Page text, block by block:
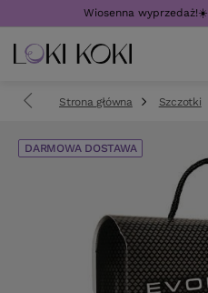
Wiosenna wyprzedaż!☀️
Strona główna Szczotki
DARMOWA DOSTAWA